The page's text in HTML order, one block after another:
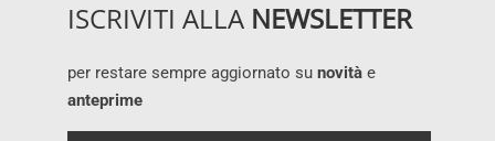
ISCRIVITI ALLA NEWSLETTER
per restare sempre aggiornato su novità e
anteprime